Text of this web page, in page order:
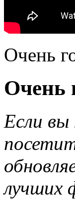
Очень
Очень
Если
лучших